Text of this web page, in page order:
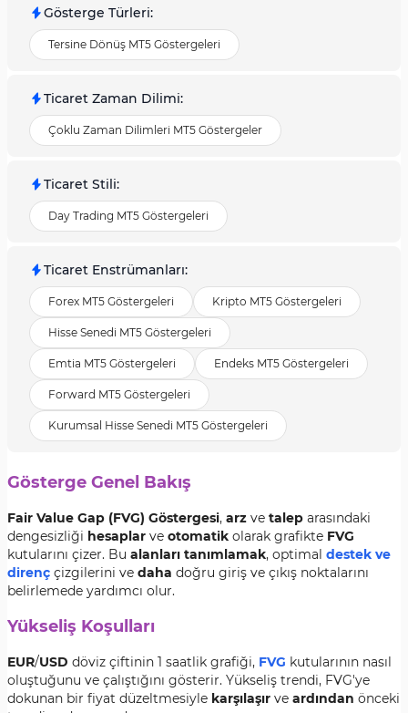
Gösterge Türleri:
Tersine Dönüş MT5 Göstergeleri
Ticaret Zaman Dilimi:
Çoklu Zaman Dilimleri MT5 Göstergeler
Ticaret Stili:
Day Trading MT5 Göstergeleri
Ticaret Enstrümanları:
Forex MT5 Göstergeleri Kripto MT5 Göstergeleri
Hisse Senedi MT5 Göstergeleri
Emtia MT5 Göstergeleri Endeks MT5 Göstergeleri
Forward MT5 Göstergeleri
Kurumsal Hisse Senedi MT5 Göstergeleri
Gösterge Genel Bakış
Fair Value Gap (FVG) Göstergesi, arz ve talep arasındaki
dengesizliği hesaplar ve otomatik olarak grafikte FVG
kutularını çizer. Bu alanları tanımlamak, optimal destek ve
direnç çizgilerini ve daha doğru giriş ve çıkış noktalarını
belirlemede yardımcı olur.
Yükseliş Koşulları
EUR/USD döviz çiftinin 1 saatlik grafiği, FVG kutularının nasıl
oluştuğunu ve çalıştığını gösterir. Yükseliş trendi, FVG'ye
dokunan bir fiyat düzeltmesiyle karşılaşır ve ardından önceki